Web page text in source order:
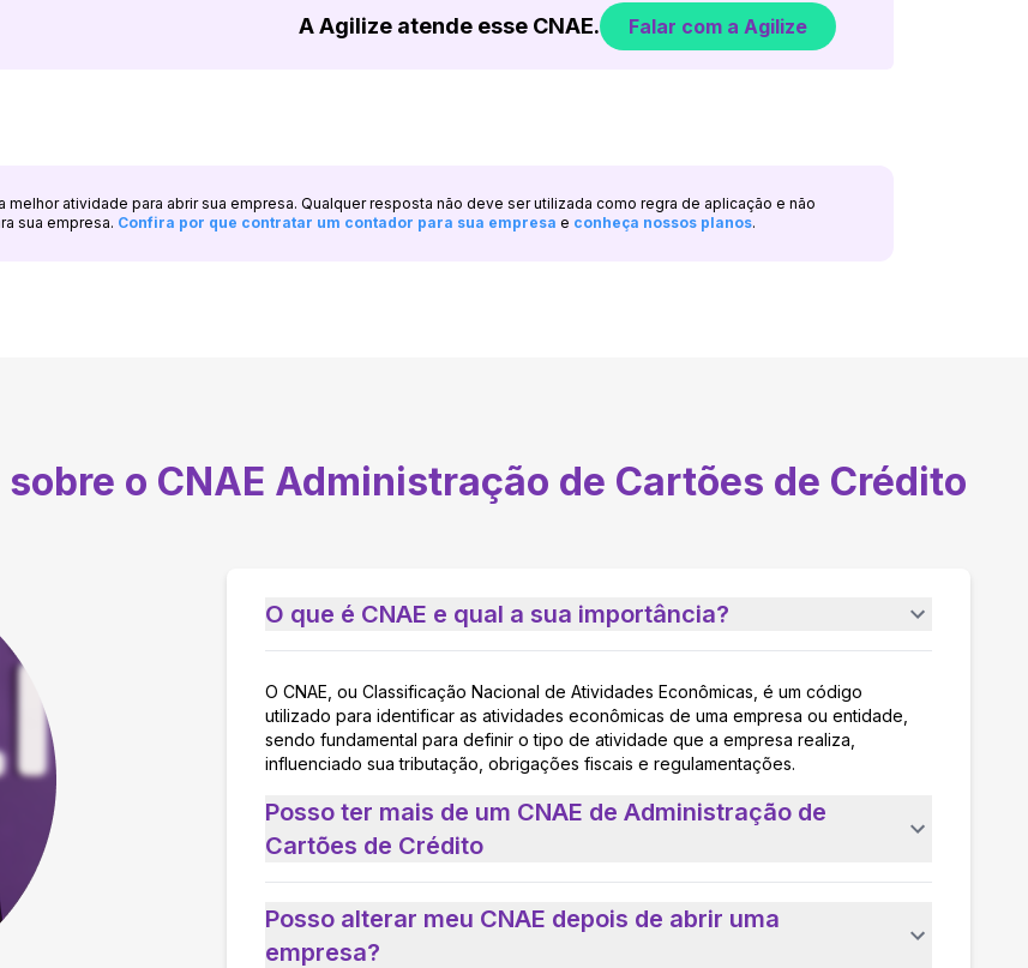
A Agilize atende esse CNAE. Falar com a Agilize
melhor atividade para abrir sua empresa. Qualquer resposta não deve ser utilizada como regra de aplicação e não
sua empresa. Confira por que contratar um contador para sua empresa e conheça nossos planos.
o CNAE Administração de Cartões de Crédito
O que é CNAE e qual a sua importância?
O CNAE, ou Classificação Nacional de Atividades Econômicas, é um código
utilizado para identificar as atividades econômicas de uma empresa ou entidade,
sendo fundamental para definir o tipo de atividade que a empresa realiza,
influenciado sua tributação, obrigações fiscais e regulamentações.
Posso ter mais de um CNAE de Administração de
Cartões de Crédito
Posso alterar meu CNAE depois de abrir uma
empresa?